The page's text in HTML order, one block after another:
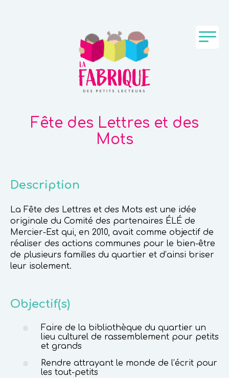
Fête des Lettres et des
Mots
Description
La Fête des Lettres et des Mots est une idée
originale du Comité des partenaires ÉLÉ de
Mercier-Est qui, en 2010, avait comme objectif de
réaliser des actions communes pour le bien-être
de plusieurs familles du quartier et d’ainsi briser
leur isolement.
Objectif(s)
Faire de la bibliothèque du quartier un
lieu culturel de rassemblement pour petits
et grands
Rendre attrayant le monde de l’écrit pour
les tout-petits